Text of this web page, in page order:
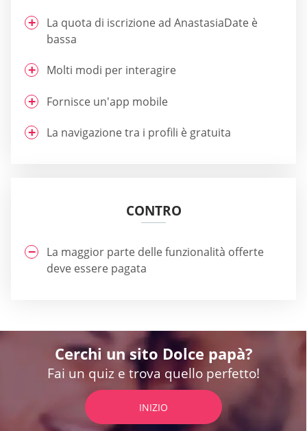
La quota di iscrizione ad AnastasiaDate è
bassa
Molti modi per interagire
Fornisce un'app mobile
La navigazione tra i profili è gratuita
CONTRO
La maggior parte delle funzionalità offerte
deve essere pagata
Cerchi un sito Dolce papà?
Fai un quiz e trova quello perfetto!
INIZIO